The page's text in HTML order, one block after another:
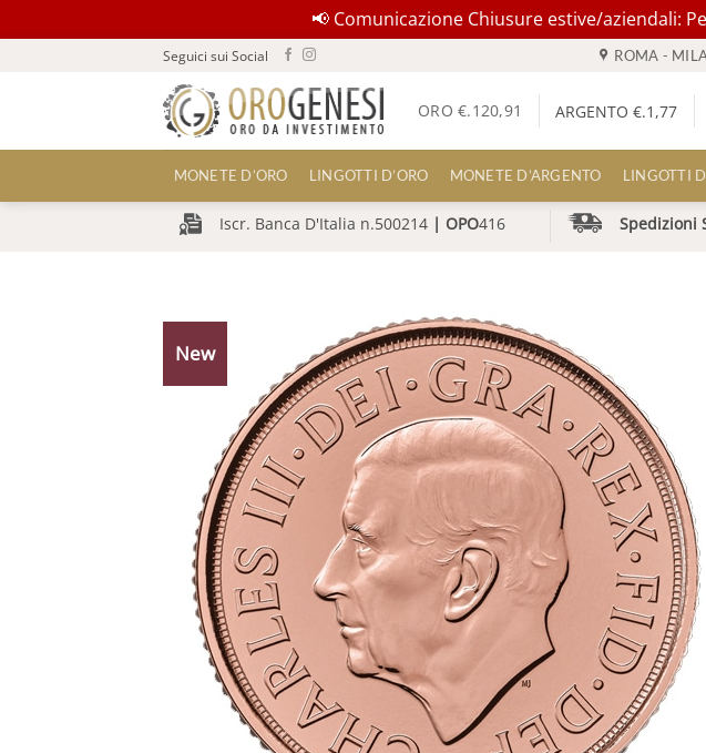
📢 Comunicazione Chiusure estive/aziendali:
Seguici sui Social ROMA -
ORO €.120,91 ARGENTO €.1,77
MONETE D’ORO LINGOTTI D’ORO MONETE D’ARGENTO LINGOTTI
Iscr. Banca D'Italia n.500214 | OPO416 Spedizioni
New